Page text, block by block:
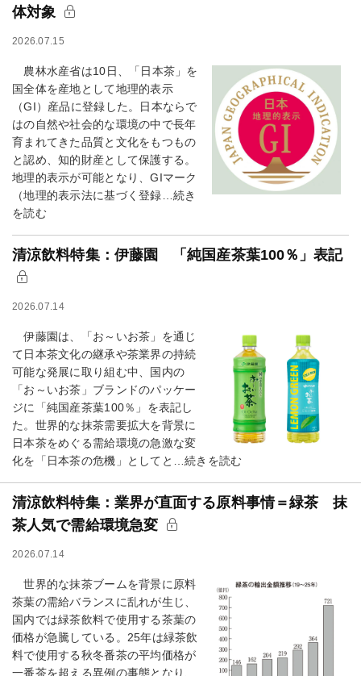
体対象
2026.07.15
農林水産省は10日、「日本茶」を
国全体を産地として地理的表示
（GI）産品に登録した。日本ならで
はの自然や社会的な環境の中で長年
育まれてきた品質と文化をもつもの
と認め、知的財産として保護する。
地理的表示が可能となり、GIマーク
（地理的表示法に基づく登録…続き
を読む
清涼飲料特集：伊藤園 「純国産茶葉100％」表記
2026.07.14
伊藤園は、「お～いお茶」を通じ
て日本茶文化の継承や茶業界の持続
可能な発展に取り組む中、国内の
「お～いお茶」ブランドのパッケー
ジに「純国産茶葉100％」を表記し
た。世界的な抹茶需要拡大を背景に
日本茶をめぐる需給環境の急激な変
化を「日本茶の危機」としてと…続きを読む
清涼飲料特集：業界が直面する原料事情＝緑茶 抹
茶人気で需給環境急変
2026.07.14
世界的な抹茶ブームを背景に原料
茶葉の需給バランスに乱れが生じ、
国内では緑茶飲料で使用する茶葉の
価格が急騰している。25年は緑茶飲
料で使用する秋冬番茶の平均価格が
一番茶を超える異例の事態となり、